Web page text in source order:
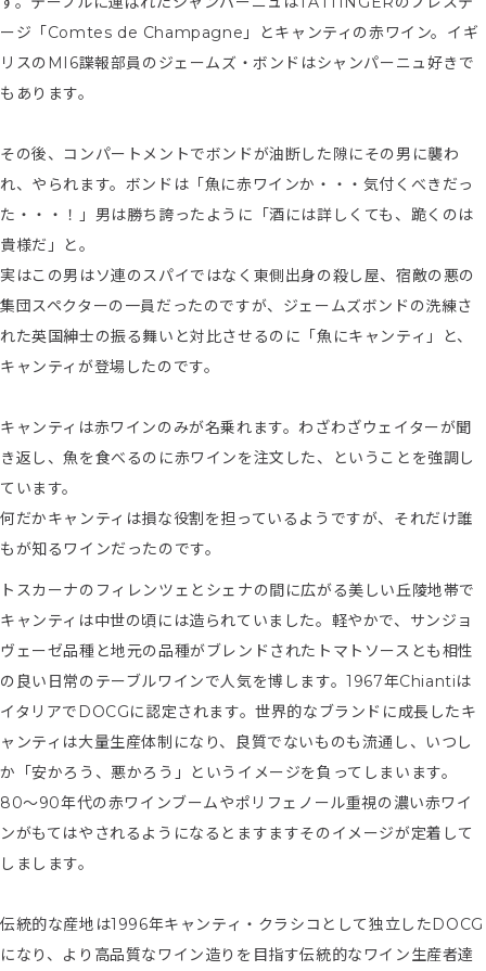
ージ「Comtes de Champagne」とキャンティの赤ワイン。イギ
リスのMI6諜報部員のジェームズ・ボンドはシャンパーニュ好きで
もあります。
その後、コンパートメントでボンドが油断した隙にその男に襲わ
れ、やられます。ボンドは「魚に赤ワインか・・・気付くべきだっ
た・・・！」男は勝ち誇ったように「酒には詳しくても、跪くのは
貴様だ」と。
実はこの男はソ連のスパイではなく東側出身の殺し屋、宿敵の悪の
集団スペクターの一員だったのですが、ジェームズボンドの洗練さ
れた英国紳士の振る舞いと対比させるのに「魚にキャンティ」と、
キャンティが登場したのです。
キャンティは赤ワインのみが名乗れます。わざわざウェイターが聞
き返し、魚を食べるのに赤ワインを注文した、ということを強調し
ています。
何だかキャンティは損な役割を担っているようですが、それだけ誰
もが知るワインだったのです。
トスカーナのフィレンツェとシェナの間に広がる美しい丘陵地帯で
キャンティは中世の頃には造られていました。軽やかで、サンジョ
ヴェーゼ品種と地元の品種がブレンドされたトマトソースとも相性
の良い日常のテーブルワインで人気を博します。1967年Chiantiは
イタリアでDOCGに認定されます。世界的なブランドに成長したキ
ャンティは大量生産体制になり、良質でないものも流通し、いつし
か「安かろう、悪かろう」というイメージを負ってしまいます。
80〜90年代の赤ワインブームやポリフェノール重視の濃い赤ワイ
ンがもてはやされるようになるとますますそのイメージが定着して
しまします。
伝統的な産地は1996年キャンティ・クラシコとして独立したDOCG
になり、より高品質なワイン造りを目指す伝統的なワイン生産者達